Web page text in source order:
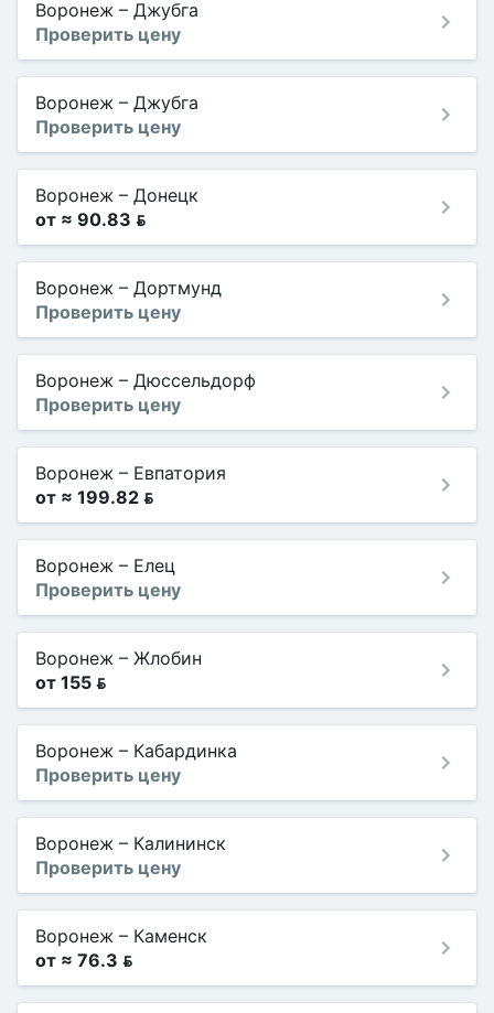
Воронеж – Джубга
Проверить цену
Воронеж – Джубга
Проверить цену
Воронеж – Донецк
от ≈ 90.83 
Воронеж – Дортмунд
Проверить цену
Воронеж – Дюссельдорф
Проверить цену
Воронеж – Евпатория
от ≈ 199.82 
Воронеж – Елец
Проверить цену
Воронеж – Жлобин
от 155 
Воронеж – Кабардинка
Проверить цену
Воронеж – Калининск
Проверить цену
Воронеж – Каменск
от ≈ 76.3 